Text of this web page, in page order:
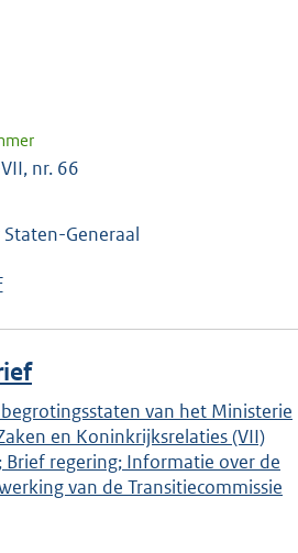
nr. 66
Generaal
van het Ministerie
en Koninkrijksrelaties (VII)
regering; Informatie over de
van de Transitiecommissie